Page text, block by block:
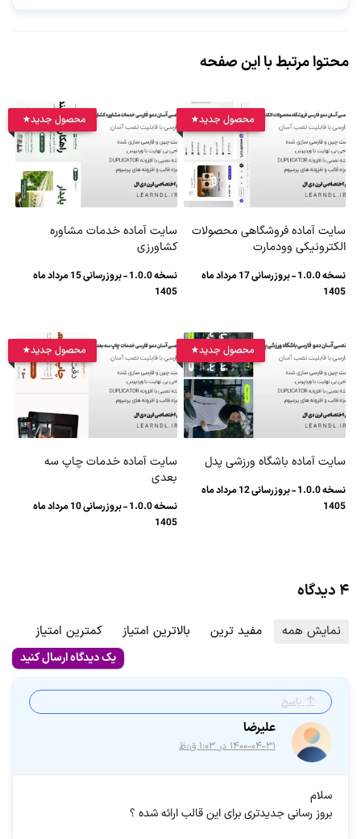
محتوا مرتبط با این صفحه
محصول جدید
سایت آماده فروشگاهی محصولات
الکترونیکی وودمارت
نسخه 1.0.0 - بروزرسانی 17 مرداد ماه
1405
محصول جدید
سایت آماده خدمات مشاوره
کشاورزی
نسخه 1.0.0 - بروزرسانی 15 مرداد ماه
1405
محصول جدید
سایت آماده باشگاه ورزشی پدل
نسخه 1.0.0 - بروزرسانی 12 مرداد ماه
1405
محصول جدید
سایت آماده خدمات چاپ سه
بعدی
نسخه 1.0.0 - بروزرسانی 10 مرداد ماه
1405
۴ دیدگاه
نمایش همه مفید ترین بالاترین امتیاز کمترین امتیاز
یک دیدگاه ارسال کنید
پاسخ
علیرضا
۱۴۰۰-۰۴-۳۱ در ۱:۰۳ ق٫ظ
سلام
بروز رسانی جدیدتری برای این قالب ارائه شده ؟